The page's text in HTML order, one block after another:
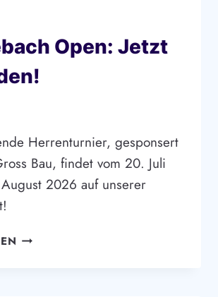
Open: Jetzt
Herrenturnier, gesponsert
Bau, findet vom 20. Juli
2026 auf unserer
13.